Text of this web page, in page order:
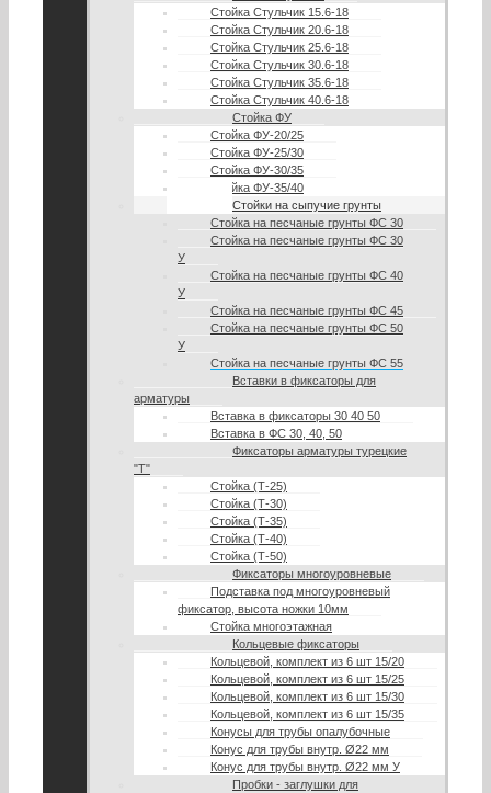
Стойка Стульчик 15.6-18
Стойка Стульчик 20.6-18
Стойка Стульчик 25.6-18
Стойка Стульчик 30.6-18
Стойка Стульчик 35.6-18
Стойка Стульчик 40.6-18
Стойка ФУ
Стойка ФУ-20/25
Стойка ФУ-25/30
Стойка ФУ-30/35
Стойка ФУ-35/40
Стойки на сыпучие грунты
Стойка на песчаные грунты ФС 30
Стойка на песчаные грунты ФС 30
У
Стойка на песчаные грунты ФС 40
У
Стойка на песчаные грунты ФС 45
Стойка на песчаные грунты ФС 50
У
Стойка на песчаные грунты ФС 55
Вставки в фиксаторы для
арматуры
Вставка в фиксаторы 30 40 50
Вставка в ФС 30, 40, 50
Фиксаторы арматуры турецкие
"Т"
Стойка (Т-25)
Стойка (Т-30)
Стойка (Т-35)
Стойка (Т-40)
Стойка (Т-50)
Фиксаторы многоуровневые
Подставка под многоуровневый
фиксатор, высота ножки 10мм
Стойка многоэтажная
Кольцевые фиксаторы
Кольцевой, комплект из 6 шт 15/20
Кольцевой, комплект из 6 шт 15/25
Кольцевой, комплект из 6 шт 15/30
Кольцевой, комплект из 6 шт 15/35
Конусы для трубы опалубочные
Конус для трубы внутр. Ø22 мм
Конус для трубы внутр. Ø22 мм У
Пробки - заглушки для